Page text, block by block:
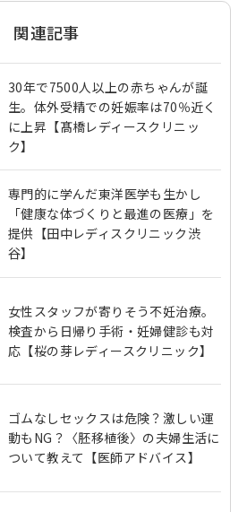
関連記事
30年で7500人以上の赤ちゃんが誕
生。体外受精での妊娠率は70％近く
に上昇【髙橋レディースクリニッ
ク】
専門的に学んだ東洋医学も生かし
「健康な体づくりと最進の医療」を
提供【田中レディスクリニック渋
谷】
女性スタッフが寄りそう不妊治療。
検査から日帰り手術・妊婦健診も対
応【桜の芽レディースクリニック】
ゴムなしセックスは危険？激しい運
動もNG？〈胚移植後〉の夫婦生活に
ついて教えて【医師アドバイス】